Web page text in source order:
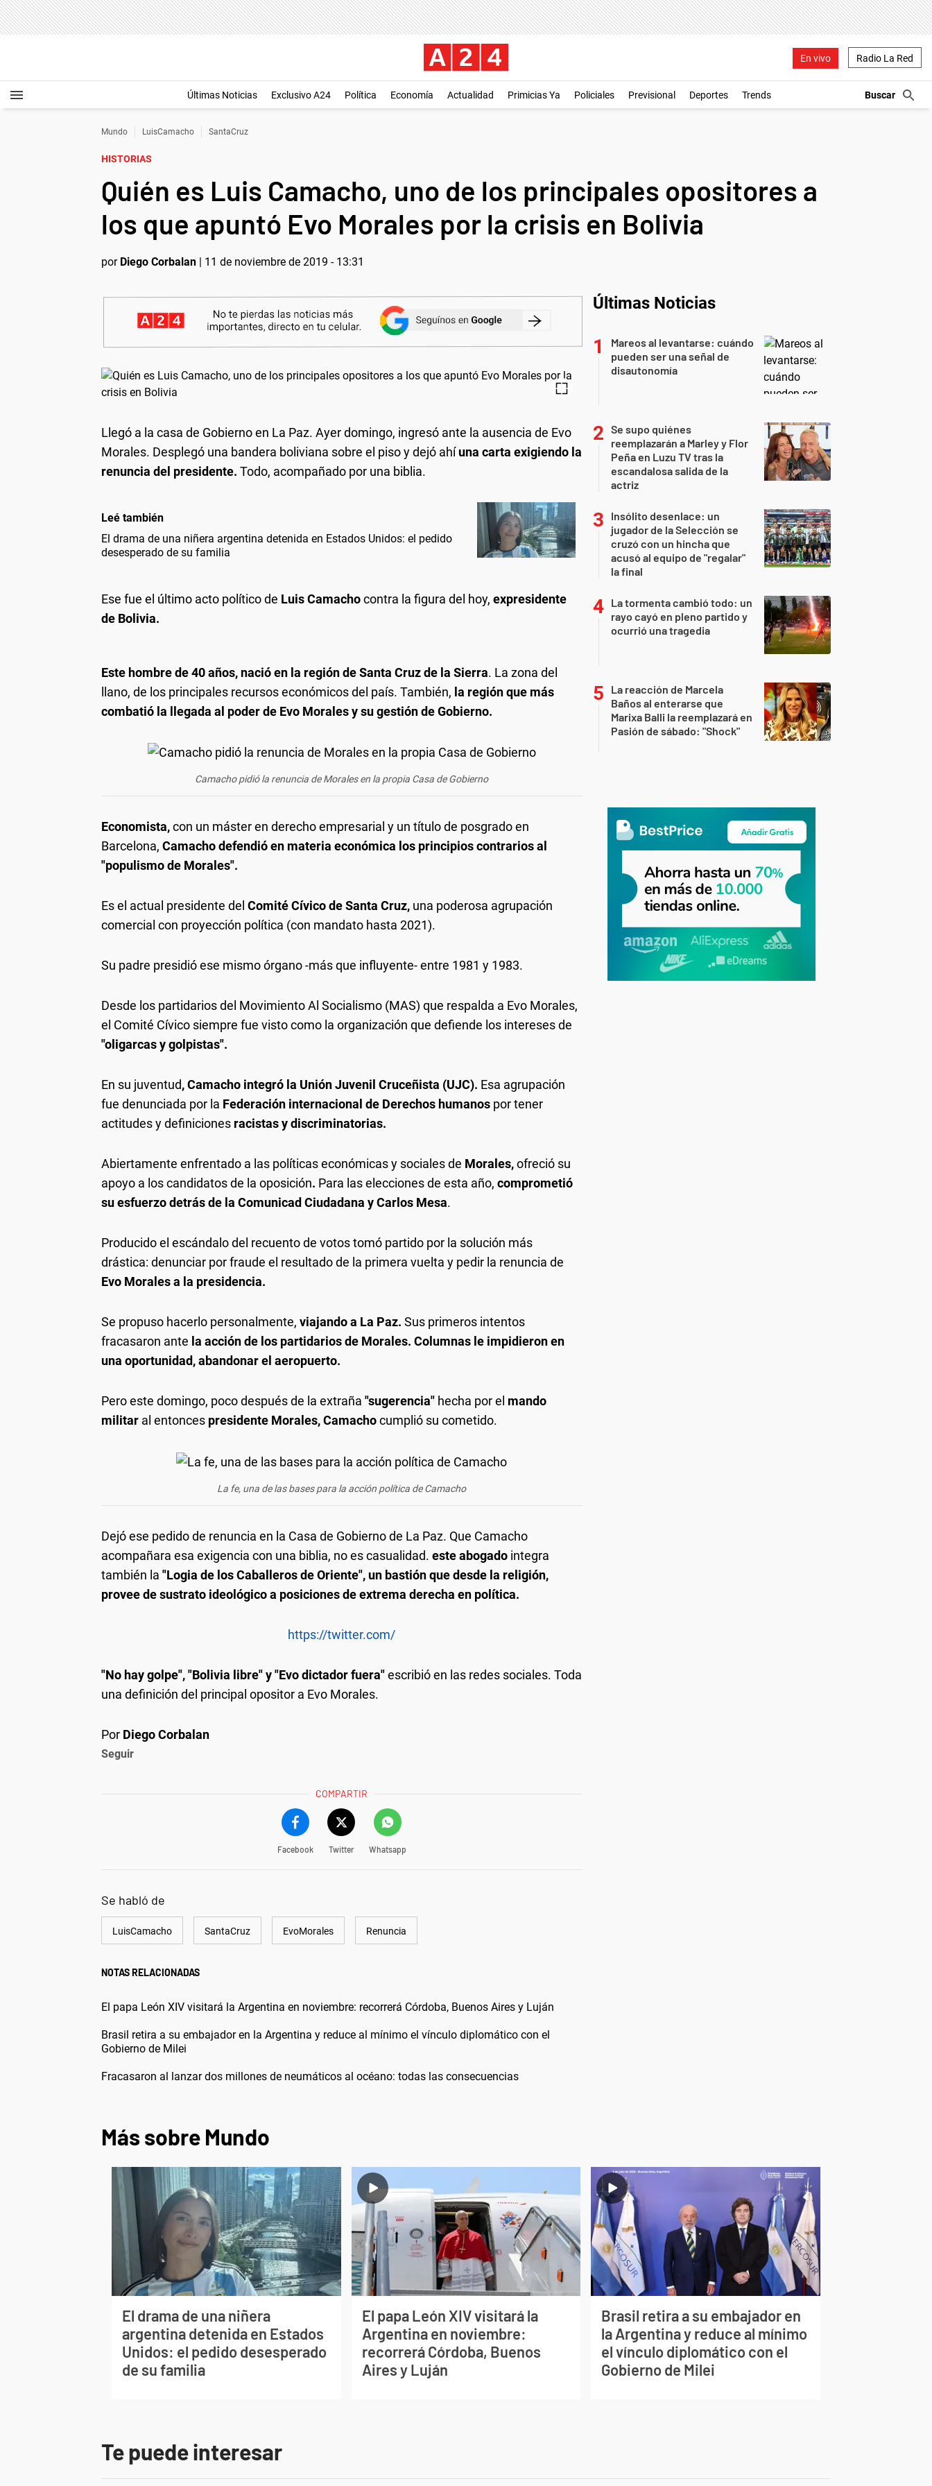
En vivo Radio La Red
Últimas Noticias Exclusivo A24 Política Economía Actualidad Primicias Ya Policiales Previsional Deportes Trends
Mundo LuisCamacho SantaCruz
HISTORIAS
Quién es Luis Camacho, uno de los principales opositores a
los que apuntó Evo Morales por la crisis en Bolivia
por Diego Corbalan | 11 de noviembre de 2019 - 13:31
Llegó a la casa de Gobierno en La Paz. Ayer domingo, ingresó ante la ausencia de Evo
Morales. Desplegó una bandera boliviana sobre el piso y dejó ahíuna carta exigiendo la
renuncia del presidente. Todo, acompañado por una biblia.
Leé también
El drama de una niñera argentina detenida en Estados Unidos: el pedido
desesperado de su familia
Ese fue el último acto político de Luis Camachocontra la figura del hoy, expresidente
de Bolivia.
Este hombre de 40 años, nació en la región de Santa Cruz de la Sierra. La zona del
llano, de los principales recursos económicos del país. También, la región que más
combatió la llegada al poder de Evo Morales y su gestión de Gobierno.
Camacho pidió la renuncia de Morales en la propia Casa de Gobierno
Economista,con un máster en derecho empresarial y un título de posgrado en
Barcelona, Camacho defendió en materia económica los principios contrarios al
"populismo de Morales".
Es el actual presidente del Comité Cívico de Santa Cruz, una poderosa agrupación
comercial con proyección política (con mandato hasta 2021).
Su padre presidió ese mismo órgano -más que influyente- entre 1981 y 1983.
Desde los partidarios del Movimiento Al Socialismo (MAS) que respalda a Evo Morales,
el Comité Cívico siempre fue visto como la organización que defiende los intereses de
"oligarcas y golpistas".
En su juventud, Camacho integró la Unión Juvenil Cruceñista (UJC). Esa agrupación
fue denunciada por la Federación internacional de Derechos humanos por tener
actitudes y definiciones racistas y discriminatorias.
Abiertamente enfrentado a las políticas económicas y sociales de Morales,ofreció su
apoyo a los candidatos de la oposición. Para las elecciones de esta año, comprometió
su esfuerzo detrás de la Comunicad Ciudadana y Carlos Mesa.
Producido el escándalo del recuento de votos tomó partido por la solución más
drástica: denunciar por fraude el resultado de la primera vuelta y pedir la renuncia de
Evo Morales a la presidencia.
Se propuso hacerlo personalmente, viajando a La Paz. Sus primeros intentos
fracasaron ante la acción de los partidarios de Morales. Columnas le impidieron en
una oportunidad, abandonar el aeropuerto.
Pero este domingo, poco después de la extraña "sugerencia" hecha por el mando
militar al entonces presidente Morales, Camachocumplió su cometido.
La fe, una de las bases para la acción política de Camacho
Dejó ese pedido de renuncia en la Casa de Gobierno de La Paz. Que Camacho
acompañara esa exigencia con una biblia, no es casualidad. este abogado integra
también la "Logia de los Caballeros de Oriente", un bastión que desde la religión,
provee de sustrato ideológico a posiciones de extrema derecha en política.
https://twitter.com/
"No hay golpe", "Bolivia libre" y "Evo dictador fuera"escribió en las redes sociales. Toda
una definición del principal opositor a Evo Morales.
Por Diego Corbalan
Seguir
COMPARTIR
Facebook Twitter Whatsapp
Se habló de
LuisCamacho SantaCruz EvoMorales Renuncia
NOTAS RELACIONADAS
El papa León XIV visitará la Argentina en noviembre: recorrerá Córdoba, Buenos Aires y Luján
Brasil retira a su embajador en la Argentina y reduce al mínimo el vínculo diplomático con el
Gobierno de Milei
Fracasaron al lanzar dos millones de neumáticos al océano: todas las consecuencias
Últimas Noticias
Mareos al levantarse: cuándo
pueden ser una señal de
disautonomía
Se supo quiénes
reemplazarán a Marley y Flor
Peña en Luzu TV tras la
escandalosa salida de la
actriz
Insólito desenlace: un
jugador de la Selección se
cruzó con un hincha que
acusó al equipo de "regalar"
la final
La tormenta cambió todo: un
rayo cayó en pleno partido y
ocurrió una tragedia
La reacción de Marcela
Baños al enterarse que
Marixa Balli la reemplazará en
Pasión de sábado: "Shock"
Más sobre Mundo
El drama de una niñera
argentina detenida en Estados
Unidos: el pedido desesperado
de su familia
El papa León XIV visitará la
Argentina en noviembre:
recorrerá Córdoba, Buenos
Aires y Luján
Brasil retira a su embajador en
la Argentina y reduce al mínimo
el vínculo diplomático con el
Gobierno de Milei
Te puede interesar